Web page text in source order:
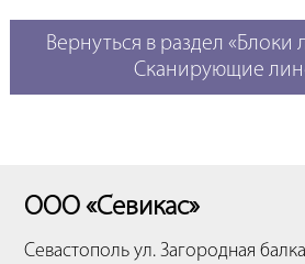
Вернуться в раздел «Блоки
Сканирующие
ООО «Севикас»
Севастополь ул. Загородная